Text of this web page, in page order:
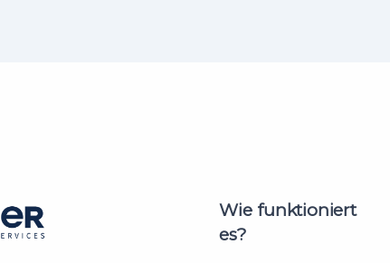
Wie funktioniert
es?